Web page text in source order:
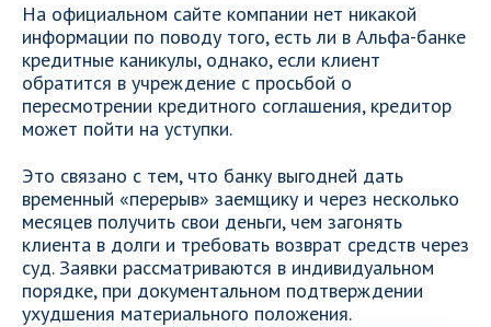
На официальном сайте компании нет никакой
информации по поводу того, есть ли в Альфа-банке
кредитные каникулы, однако, если клиент
обратится в учреждение с просьбой о
пересмотрении кредитного соглашения, кредитор
может пойти на уступки.
Это связано с тем, что банку выгодней дать
временный «перерыв» заемщику и через несколько
месяцев получить свои деньги, чем загонять
клиента в долги и требовать возврат средств через
суд. Заявки рассматриваются в индивидуальном
порядке, при документальном подтверждении
ухудшения материального положения.